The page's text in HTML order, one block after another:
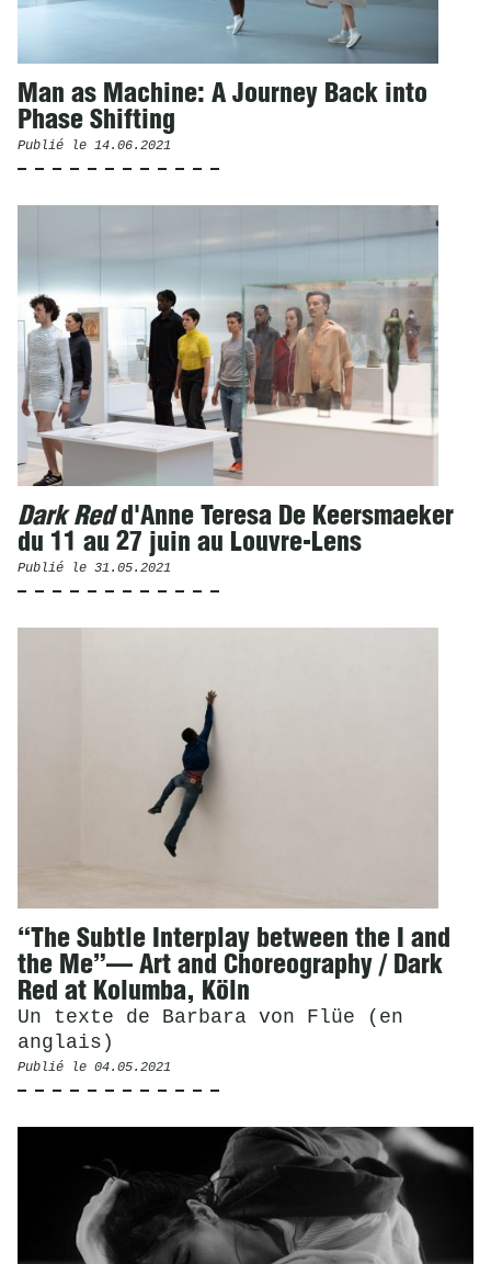
Man as Machine: A Journey Back into
Phase Shifting
Publié le 14.06.2021
Dark Redd'Anne Teresa De Keersmaeker
du 11 au 27 juin au Louvre-Lens
Publié le 31.05.2021
“The Subtle Interplay between the I and
the Me”— Art and Choreography / Dark
Red at Kolumba, Köln
Un texte de Barbara von Flüe (en
anglais)
Publié le 04.05.2021